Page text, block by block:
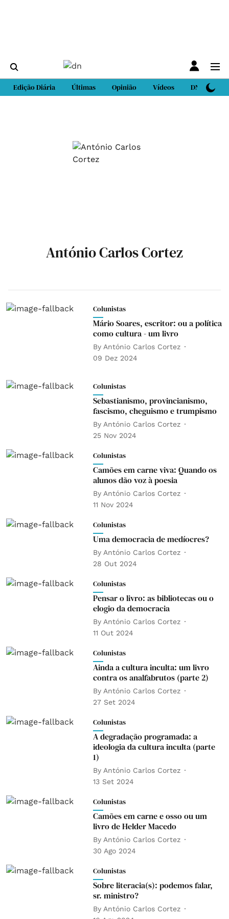
Edição Diária Últimas Opinião Vídeos DN Sport
António Carlos Cortez
Colunistas
Mário Soares, escritor: ou a política
como cultura - um livro
By António Carlos Cortez
09 Dez 2024
Colunistas
Sebastianismo, provincianismo,
fascismo, cheguismo e trumpismo
By António Carlos Cortez
25 Nov 2024
Colunistas
Camões em carne viva: Quando os
alunos dão voz à poesia
By António Carlos Cortez
11 Nov 2024
Colunistas
Uma democracia de medíocres?
By António Carlos Cortez
28 Out 2024
Colunistas
Pensar o livro: as bibliotecas ou o
elogio da democracia
By António Carlos Cortez
11 Out 2024
Colunistas
Ainda a cultura inculta: um livro
contra os analfabrutos (parte 2)
By António Carlos Cortez
27 Set 2024
Colunistas
A degradação programada: a
ideologia da cultura inculta (parte
1)
By António Carlos Cortez
13 Set 2024
Colunistas
Camões em carne e osso ou um
livro de Helder Macedo
By António Carlos Cortez
30 Ago 2024
Colunistas
Sobre literacia(s): podemos falar,
sr. ministro?
By António Carlos Cortez